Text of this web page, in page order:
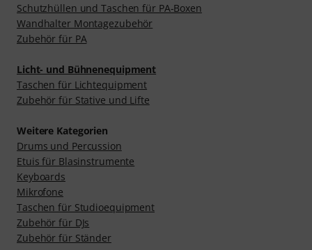
Schutzhüllen und Taschen für PA-Boxen
Wandhalter Montagezubehör
Zubehör für PA
Licht- und Bühnenequipment
Taschen für Lichtequipment
Zubehör für Stative und Lifte
Weitere Kategorien
Drums und Percussion
Etuis für Blasinstrumente
Keyboards
Mikrofone
Taschen für Studioequipment
Zubehör für DJs
Zubehör für Ständer